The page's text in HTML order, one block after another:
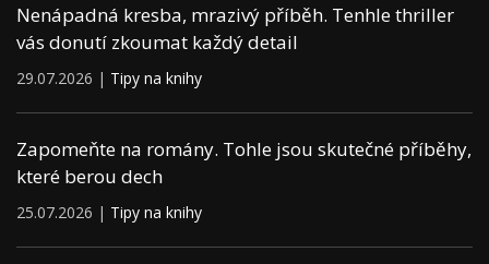
Nenápadná kresba, mrazivý příběh. Tenhle thriller
vás donutí zkoumat každý detail
29.07.2026 | Tipy na knihy
Zapomeňte na romány. Tohle jsou skutečné příběhy,
které berou dech
25.07.2026 | Tipy na knihy